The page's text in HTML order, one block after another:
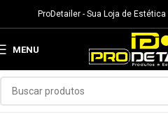
ProDetailer - Sua Loja de
MENU